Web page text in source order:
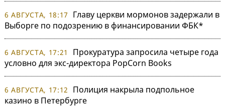
6 АВГУСТА, 18:17
Главу церкви мормонов задержали в
Выборге по подозрению в финансировании ФБК*
6 АВГУСТА, 17:21
Прокуратура запросила четыре года
условно для экс-директора PopCorn Books
6 АВГУСТА, 17:12
Полиция накрыла подпольное
казино в Петербурге